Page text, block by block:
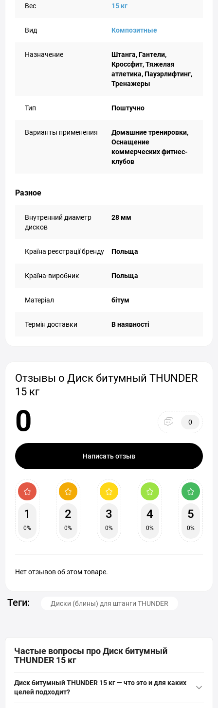
Вес 15 кг
Вид Композитные
Назначение
Штанга, Гантели,
Кроссфит, Тяжелая
атлетика, Пауэрлифтинг,
Тренажеры
Тип Поштучно
Варианты применения
Домашние тренировки,
Оснащение
коммерческих фитнес-
клубов
Разное
Внутренний диаметр
дисков
28 мм
Країна реєстрації бренду Польща
Країна-виробник Польща
Матеріал бітум
Термін доставки В наявності
Отзывы о Диск битумный THUNDER
15 кг
0 0
Написать отзыв
1
0%
2
0%
3
0%
4
0%
5
0%
Нет отзывов об этом товаре.
Теги: Диски (блины) для штанги THUNDER
Частые вопросы про Диск битумный
THUNDER 15 кг
Диск битумный THUNDER 15 кг — что это и для каких
целей подходит?